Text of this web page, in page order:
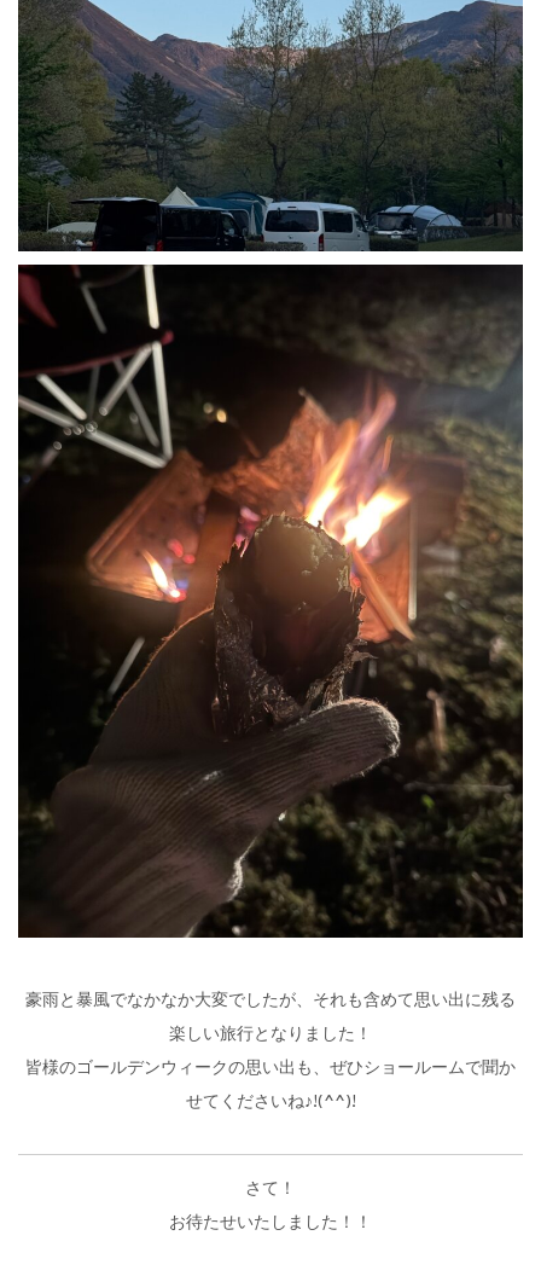
豪雨と暴風でなかなか大変でしたが、それも含めて思い出に残る
楽しい旅行となりました！
皆様のゴールデンウィークの思い出も、ぜひショールームで聞か
せてくださいね♪!(^^)!
さて！
お待たせいたしました！！